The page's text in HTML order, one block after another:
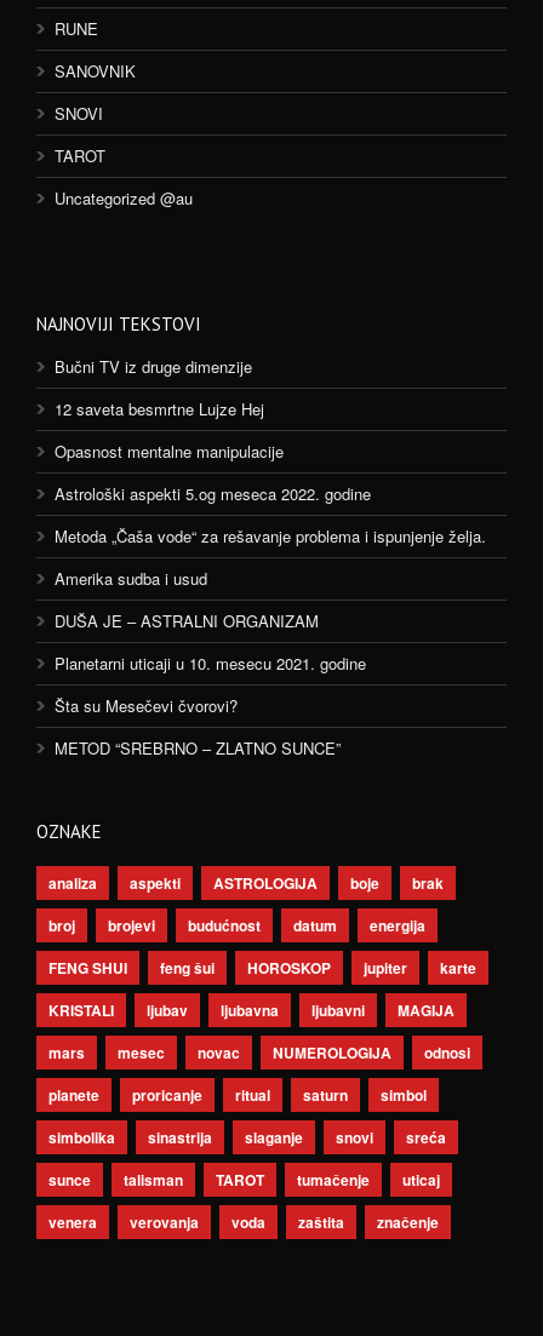
RUNE
SANOVNIK
SNOVI
TAROT
Uncategorized @au
NAJNOVIJI TEKSTOVI
Bučni TV iz druge dimenzije
12 saveta besmrtne Lujze Hej
Opasnost mentalne manipulacije
Astrološki aspekti 5.og meseca 2022. godine
Metoda „Čaša vode“ za rešavanje problema i ispunjenje želja.
Amerika sudba i usud
DUŠA JE – ASTRALNI ORGANIZAM
Planetarni uticaji u 10. mesecu 2021. godine
Šta su Mesečevi čvorovi?
METOD “SREBRNO – ZLATNO SUNCE”
OZNAKE
analiza aspekti ASTROLOGIJA boje
brak
broj
brojevi budućnost datum
energija
FENG SHUI
feng šui HOROSKOP jupiter
karte
KRISTALI
ljubav ljubavna ljubavni
MAGIJA
mars
mesec novac NUMEROLOGIJA
odnosi
planete
proricanje ritual saturn
simbol
simbolika
sinastrija slaganje snovi
sreća
sunce
talisman TAROT tumačenje
uticaj
venera
verovanja voda zaštita značenje